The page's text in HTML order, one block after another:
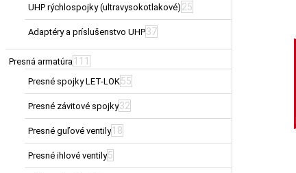
UHP rýchlospojky (ultravysokotlakové) 25
Adaptéry a príslušenstvo UHP37
Presná armatúra 111
Presné spojky LET-LOK55
Presné závitové spojky32
Presné guľové ventily 18
Presné ihlové ventily5